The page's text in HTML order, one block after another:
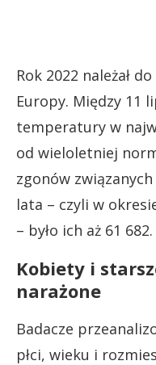
Rok 2022 należał
Europy. Między 11
temperatury w
od wieloletniej
zgonów związanych
lata – czyli w
– było ich aż 61 682.
Kobiety i
narażone
Badacze
płci, wieku i